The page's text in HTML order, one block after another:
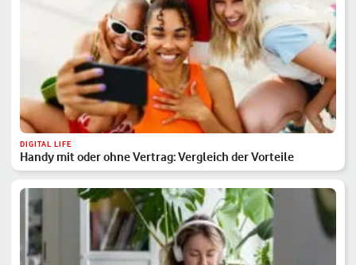
DIGITAL LIFE
Handy mit oder ohne Vertrag: Vergleich der Vorteile